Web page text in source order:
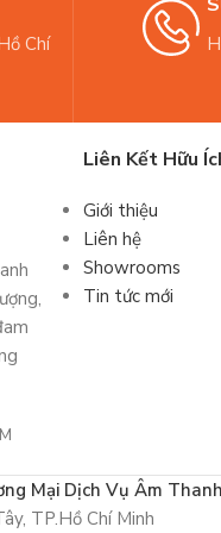
Chí
Liên Kết Hữu
Giới thiệu
Liên hệ
Showrooms
Tin tức mới
Mại Dịch Vụ Âm
TP.Hồ Chí Minh